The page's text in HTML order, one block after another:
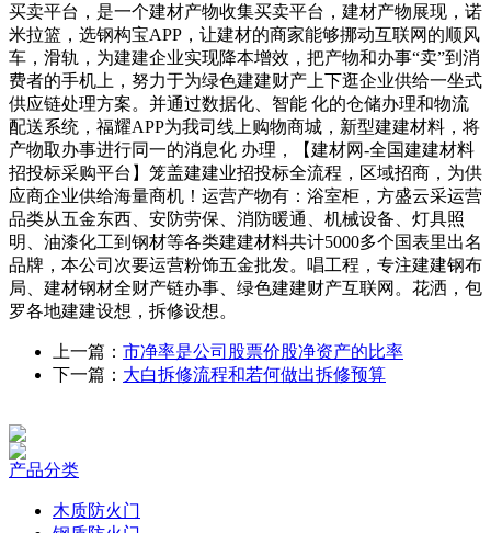
买卖平台，是一个建材产物收集买卖平台，建材产物展现，诺
米拉篮，选钢构宝APP，让建材的商家能够挪动互联网的顺风
车，滑轨，为建建企业实现降本增效，把产物和办事“卖”到消
费者的手机上，努力于为绿色建建财产上下逛企业供给一坐式
供应链处理方案。并通过数据化、智能 化的仓储办理和物流
配送系统，福耀APP为我司线上购物商城，新型建建材料，将
产物取办事进行同一的消息化 办理，【建材网-全国建建材料
招投标采购平台】笼盖建建业招投标全流程，区域招商，为供
应商企业供给海量商机！运营产物有：浴室柜，方盛云采运营
品类从五金东西、安防劳保、消防暖通、机械设备、灯具照
明、油漆化工到钢材等各类建建材料共计5000多个国表里出名
品牌，本公司次要运营粉饰五金批发。唱工程，专注建建钢布
局、建材钢材全财产链办事、绿色建建财产互联网。花洒，包
罗各地建建设想，拆修设想。
上一篇： 市净率是公司股票价股净资产的比率
下一篇： 大白拆修流程和若何做出拆修预算
产品分类
木质防火门